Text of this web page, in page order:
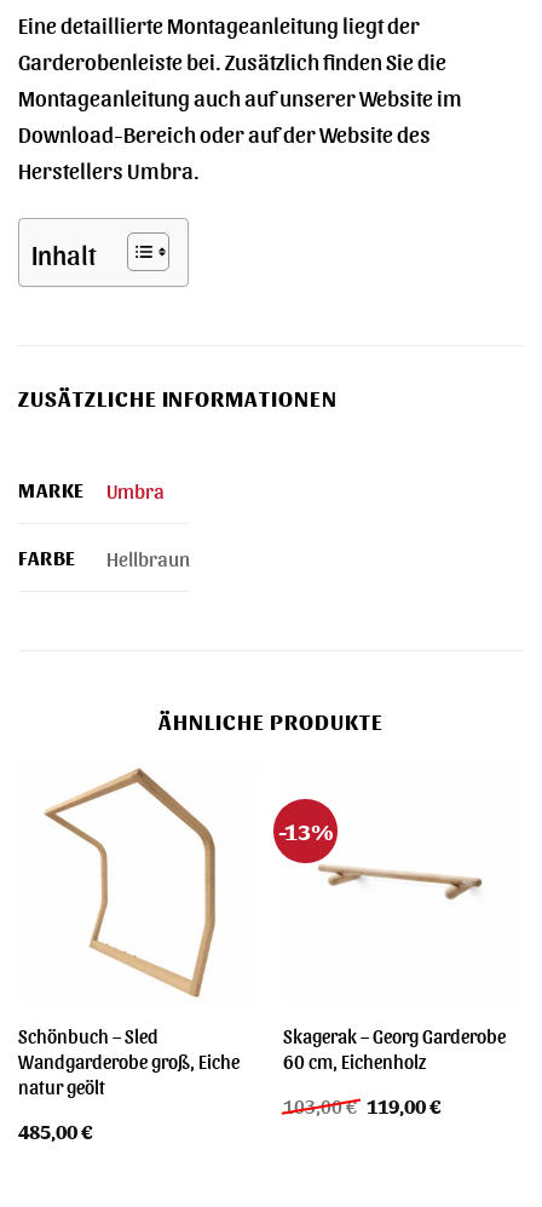
Eine detaillierte Montageanleitung liegt der
Garderobenleiste bei. Zusätzlich finden Sie die
Montageanleitung auch auf unserer Website im
Download-Bereich oder auf der Website des
Herstellers Umbra.
Inhalt
ZUSÄTZLICHE INFORMATIONEN
MARKE Umbra
FARBE Hellbraun
ÄHNLICHE PRODUKTE
Schönbuch – Sled
Wandgarderobe groß, Eiche
natur geölt
485,00€
-13%
Skagerak – Georg Garderobe
60 cm, Eichenholz
103,00€ Ursprünglicher
Preis
119,00€Aktueller